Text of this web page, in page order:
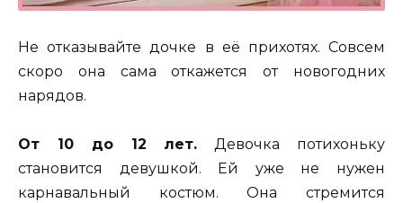
Не отказывайте дочке в её прихотях. Совсем
скоро она сама откажется от новогодних
нарядов.
От 10 до 12 лет. Девочка потихоньку
становится девушкой. Ей уже не нужен
карнавальный костюм. Она стремится